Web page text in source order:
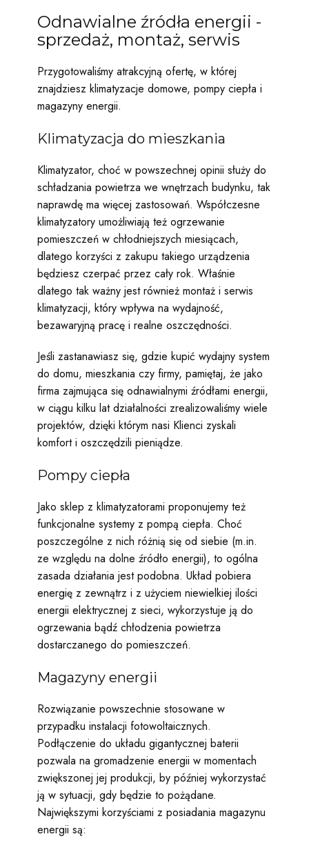
Odnawialne źródła energii -
sprzedaż, montaż, serwis
Przygotowaliśmy atrakcyjną ofertę, w której
znajdziesz klimatyzacje domowe, pompy ciepła i
magazyny energii.
Klimatyzacja do mieszkania
Klimatyzator, choć w powszechnej opinii służy do
schładzania powietrza we wnętrzach budynku, tak
naprawdę ma więcej zastosowań. Współczesne
klimatyzatory umożliwiają też ogrzewanie
pomieszczeń w chłodniejszych miesiącach,
dlatego korzyści z zakupu takiego urządzenia
będziesz czerpać przez cały rok. Właśnie
dlatego tak ważny jest również montaż i serwis
klimatyzacji, który wpływa na wydajność,
bezawaryjną pracę i realne oszczędności.
Jeśli zastanawiasz się, gdzie kupić wydajny system
do domu, mieszkania czy firmy, pamiętaj, że jako
firma zajmująca się odnawialnymi źródłami energii,
w ciągu kilku lat działalności zrealizowaliśmy wiele
projektów, dzięki którym nasi Klienci zyskali
komfort i oszczędzili pieniądze.
Pompy ciepła
Jako sklep z klimatyzatorami proponujemy też
funkcjonalne systemy z pompą ciepła. Choć
poszczególne z nich różnią się od siebie (m.in.
ze względu na dolne źródło energii), to ogólna
zasada działania jest podobna. Układ pobiera
energię z zewnątrz i z użyciem niewielkiej ilości
energii elektrycznej z sieci, wykorzystuje ją do
ogrzewania bądź chłodzenia powietrza
dostarczanego do pomieszczeń.
Magazyny energii
Rozwiązanie powszechnie stosowane w
przypadku instalacji fotowoltaicznych.
Podłączenie do układu gigantycznej baterii
pozwala na gromadzenie energii w momentach
zwiększonej jej produkcji, by później wykorzystać
ją w sytuacji, gdy będzie to pożądane.
Największymi korzyściami z posiadania magazynu
energii są: